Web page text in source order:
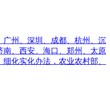
广州、深圳、成都、杭州、沉
南、西安、海口、郑州、太原
化实化办法，农业农村部、